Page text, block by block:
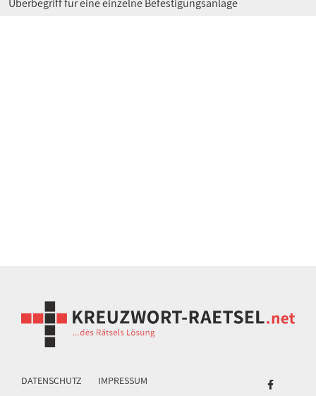
Überbegriff für eine einzelne Befestigungsanlage
DATENSCHUTZ IMPRESSUM